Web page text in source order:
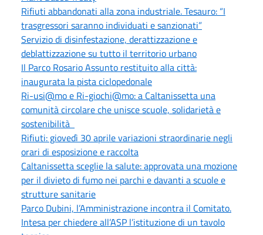
Rifiuti abbandonati alla zona industriale. Tesauro: “I
trasgressori saranno individuati e sanzionati”
Servizio di disinfestazione, derattizzazione e
deblattizzazione su tutto il territorio urbano
Il Parco Rosario Assunto restituito alla città:
inaugurata la pista ciclopedonale
Ri-usi@mo e Ri-giochi@mo: a Caltanissetta una
comunità circolare che unisce scuole, solidarietà e
sostenibilità
Rifiuti: giovedì 30 aprile variazioni straordinarie negli
orari di esposizione e raccolta
Caltanissetta sceglie la salute: approvata una mozione
per il divieto di fumo nei parchi e davanti a scuole e
strutture sanitarie
Parco Dubini, l’Amministrazione incontra il Comitato.
Intesa per chiedere all’ASP l’istituzione di un tavolo